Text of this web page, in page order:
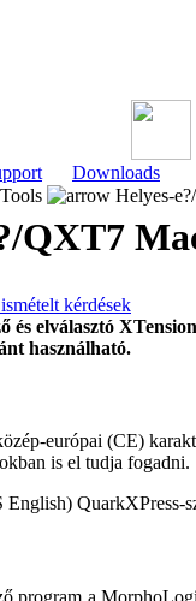
Downloads
Helyes-
QXT7
kérdések
és elválasztó
használható.
európai (CE)
is el tudja fogadni.
English) QuarkXPress-
program a